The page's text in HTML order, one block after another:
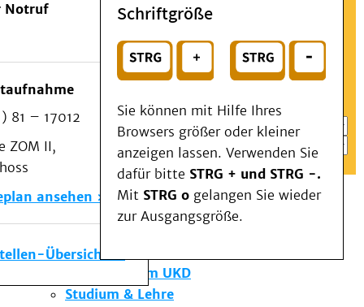
Suchen
oder
Wählen Sie ein Thema für Ihren Schnelleinstieg
Notruf
81 – 17012
ZOM II,
ansehen
Übersicht
Schriftgröße
Sie können mit Hilfe Ihres
Browsers größer oder kleiner
anzeigen lassen. Verwenden Sie
dafür bitte STRG + und STRG -.
Mit STRG o gelangen Sie wieder
zur Ausgangsgröße.
Menü
Patienten & Besucher
Kliniken/Institute/Zentren
Als Patient am UKD
Beratung und Unterstützung
Veranstaltungen
Kommunikation im Medizinwesen (KIM)
Notfall
Forschung & Lehre
Die Institute des UKD
Forschung am UKD
Studium & Lehre